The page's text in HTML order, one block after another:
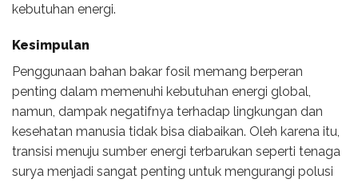
kebutuhan energi.
Kesimpulan
Penggunaan bahan bakar fosil memang berperan
penting dalam memenuhi kebutuhan energi global,
namun, dampak negatifnya terhadap lingkungan dan
kesehatan manusia tidak bisa diabaikan. Oleh karena itu,
transisi menuju sumber energi terbarukan seperti tenaga
surya menjadi sangat penting untuk mengurangi polusi